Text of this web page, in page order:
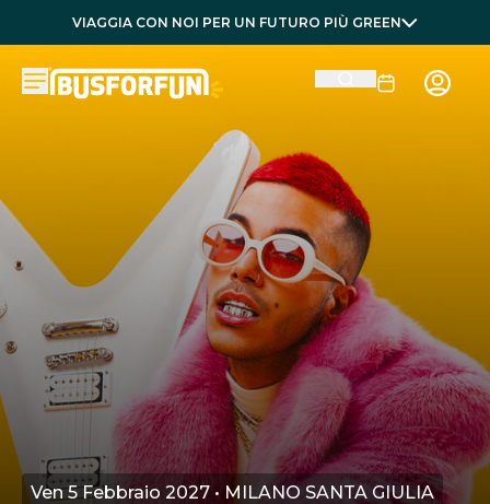
VIAGGIA CON NOI PER UN FUTURO PIÙ GREEN
Ven 5 Febbraio 2027 • MILANO SANTA GIULIA